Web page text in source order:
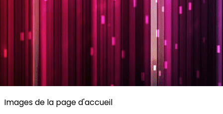
Planning
Description des activités
S'inscrire
Images de la page d'accueil